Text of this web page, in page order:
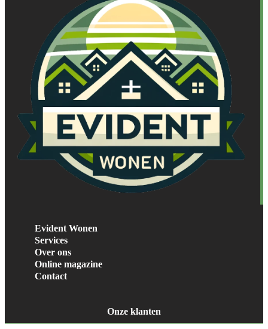
Evident Wonen
Services
Over ons
Online magazine
Contact
Onze klanten